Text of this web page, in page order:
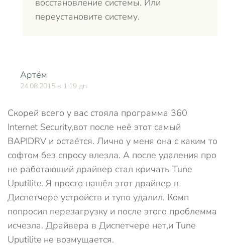
восстановление системы. Или
переустановите систему.
Артём
24.08.2015 в 1:19 дп
Скорей всего у вас стояла программа 360
Internet Security,вот после неё этот самый
BAPIDRV и остаётся. Лично у меня она с каким то
софтом без спросу влезла. А после удаления про
не работающий драйвер стал кричать Tune
Uputilite. Я просто нашёл этот драйвер в
Диспетчере устройств и тупо удалил. Комп
попросил перезагрузку и после этого проблемма
исчезла. Драйвера в Диспетчере нет,и Tune
Uputilite не возмущается.